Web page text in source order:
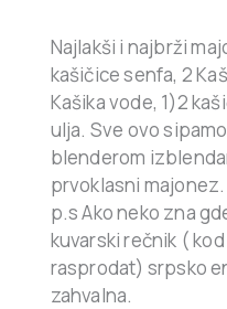
Najlakši i najbrži
kašičice senfa, 2
Kašika vode, 1)2
ulja. Sve ovo
blenderom
prvoklasni majonez.
p.s Ako neko zna
kuvarski rečnik (
rasprodat) srpsko
zahvalna.